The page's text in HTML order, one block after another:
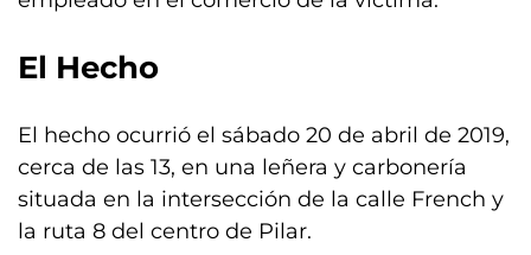
El Hecho
El hecho ocurrió el sábado 20 de abril de 2019,
cerca de las 13, en una leñera y carbonería
situada en la intersección de la calle French y
la ruta 8 del centro de Pilar.